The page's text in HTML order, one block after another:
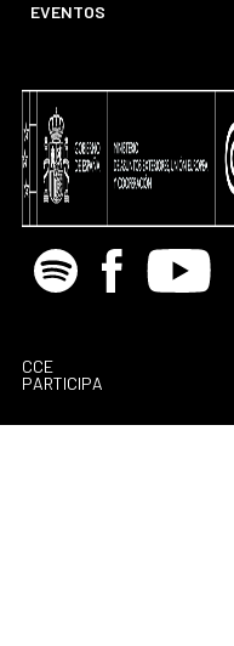
EVENTOS
Spotify Facebook
Youtube
CCE
PARTICIPA